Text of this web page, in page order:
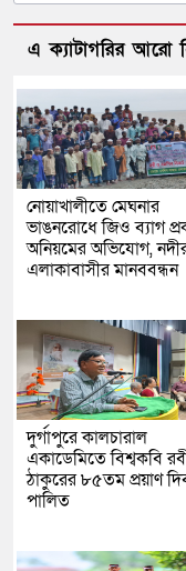
এ ক্যাটাগরির আরো
নোয়াখালীতে মেঘনার
ভাঙনরোধে জিও ব্যাগ
অনিয়মের অভিযোগ,
এলাকাবাসীর মানববন্ধন
দুর্গাপুরে কালচারাল
একাডেমিতে বিশ্বকবি
ঠাকুরের ৮৫তম প্রয়াণ
পালিত